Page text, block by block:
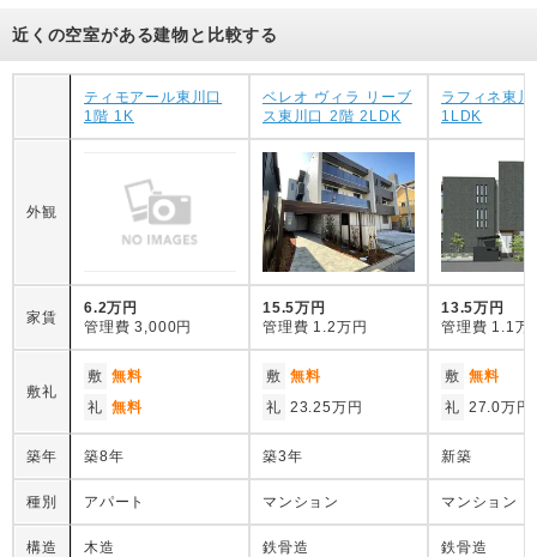
近くの空室がある建物と比較する
ティモアール東川口
1階 1K
ベレオ ヴィラ リーブ
ス東川口 2階 2LDK
ラフィネ東
1LDK
外観
家賃
6.2万円
管理費 3,000円
15.5万円
管理費 1.2万円
13.5万円
管理費 1.1万
敷礼
敷 無料
礼 無料
敷 無料
礼 23.25万円
敷 無料
礼 27.0万円
築年 築8年 築3年 新築
種別 アパート マンション マンション
構造 木造 鉄骨造 鉄骨造